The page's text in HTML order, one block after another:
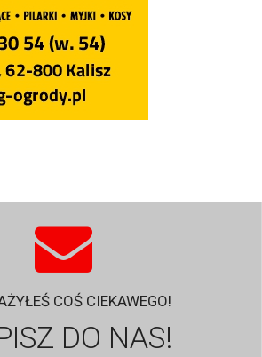
COŚ CIEKAWEGO!
DO NAS!